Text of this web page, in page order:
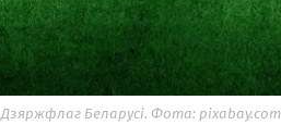
Дзяржфлаг Беларусі. Фота: pixabay.com